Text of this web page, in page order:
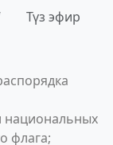
Түз эфир
национальных
флага;